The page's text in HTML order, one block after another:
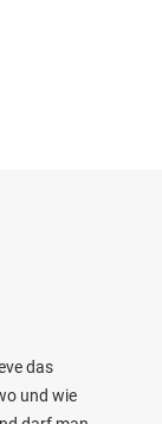
das
und wie